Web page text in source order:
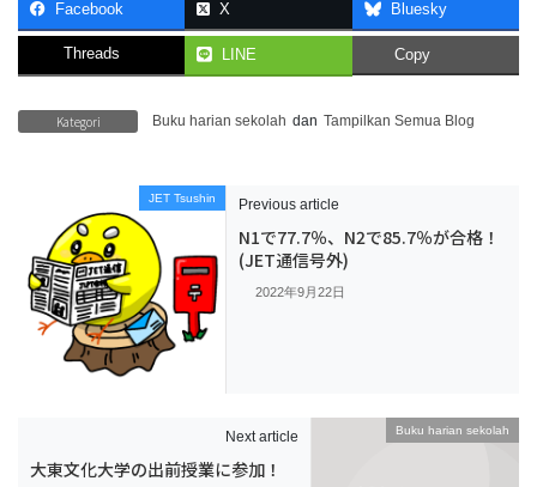
Facebook X Bluesky
Threads LINE Copy
Kategori Buku harian sekolah dan Tampilkan Semua Blog
JET Tsushin Previous article
N1で77.7％、N2で85.7％が合格！
(JET通信号外)
2022年9月22日
Buku harian sekolah
Next article
大東文化大学の出前授業に参加！